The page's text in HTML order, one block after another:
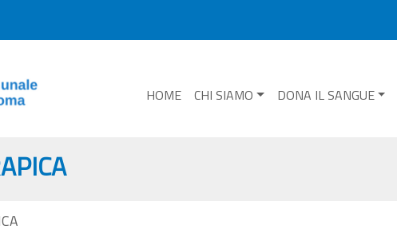
HOME CHI SIAMO DONA IL SANGUE